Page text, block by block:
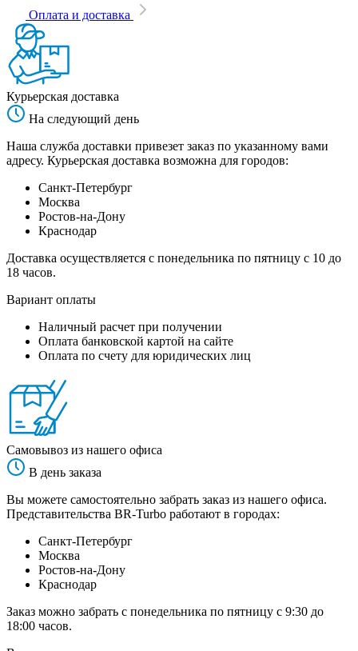
Оплата и доставка
Курьерская доставка
На следующий день
Наша служба доставки привезет заказ по указанному вами
адресу. Курьерская доставка возможна для городов:
Санкт-Петербург
Москва
Ростов-на-Дону
Краснодар
Доставка осуществляется с понедельника по пятницу с 10 до
18 часов.
Вариант оплаты
Наличный расчет при получении
Оплата банковской картой на сайте
Оплата по счету для юридических лиц
Самовывоз из нашего офиса
В день заказа
Вы можете самостоятельно забрать заказ из нашего офиса.
Представительства BR-Turbo работают в городах:
Санкт-Петербург
Москва
Ростов-на-Дону
Краснодар
Заказ можно забрать с понедельника по пятницу с 9:30 до
18:00 часов.